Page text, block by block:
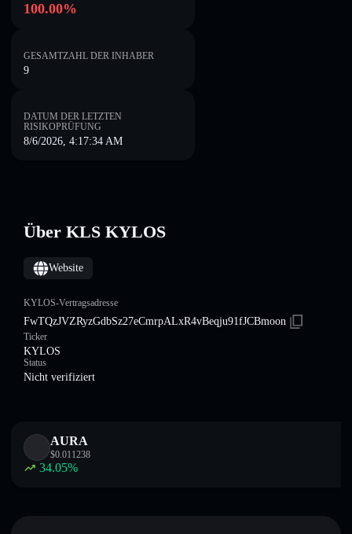
100.00%
GESAMTZAHL DER INHABER
9
DATUM DER LETZTEN
RISIKOPRÜFUNG
8/6/2026, 4:17:34 AM
Über KLS KYLOS
Website
KYLOS-Vertragsadresse
FwTQzJVZRyzGdbSz27eCmrpALxR4vBeqju91fJCBmoon
Ticker
KYLOS
Status
Nicht verifiziert
AURA
$0.011238
34.05%